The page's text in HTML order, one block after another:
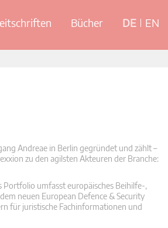
Bücher DE EN
Andreae in Berlin gegründet und zählt –
zu den agilsten Akteuren der Branche:
Portfolio umfasst europäisches Beihilfe-,
neuen European Defence & Security
für juristische Fachinformationen und